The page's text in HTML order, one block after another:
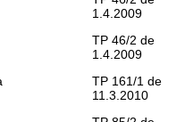
1.4.2009
TP 46/2 de
1.4.2009
TP 161/1 de
11.3.2010